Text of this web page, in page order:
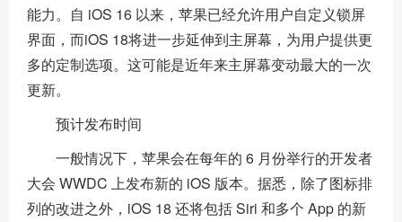
能力。自 iOS 16 以来，苹果已经允许用户自定义锁屏
界面，而iOS 18将进一步延伸到主屏幕，为用户提供更
多的定制选项。这可能是近年来主屏幕变动最大的一次
更新。
预计发布时间
一般情况下，苹果会在每年的 6 月份举行的开发者
大会 WWDC 上发布新的 iOS 版本。据悉，除了图标排
列的改进之外，iOS 18 还将包括 Siri 和多个 App 的新